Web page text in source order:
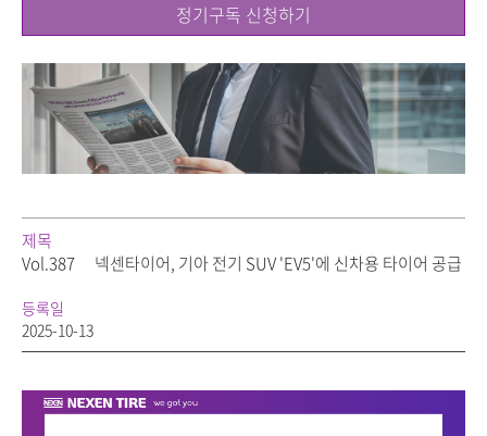
정기구독 신청하기
제목
Vol.387
넥센타이어, 기아 전기 SUV 'EV5'에 신차용 타이어 공급
등록일
2025-10-13